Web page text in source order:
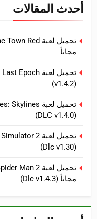
أحدث المقالات
مجاناً
(v1.4.2)
(DLC v1.4.0)
(Dlc v1.30)
مجاناً (Dlc v1.4.3)